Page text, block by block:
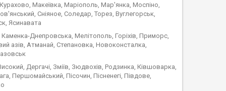
Макеївка, Маріополь, Мар'янка, Моспіно,
Сніяное, Соледар, Торез, Вуглегорськ,
Ясинавата
Днепровська, Мелітополь, Горіхів, Приморс,
азів, Атманай, Степановка, Новоконсталка,
Дергачі, Зміїв, Зюдвохів, Родзинка, Ківшоварка,
Першомайський, Пісочин, Пісненегі, Півдове,